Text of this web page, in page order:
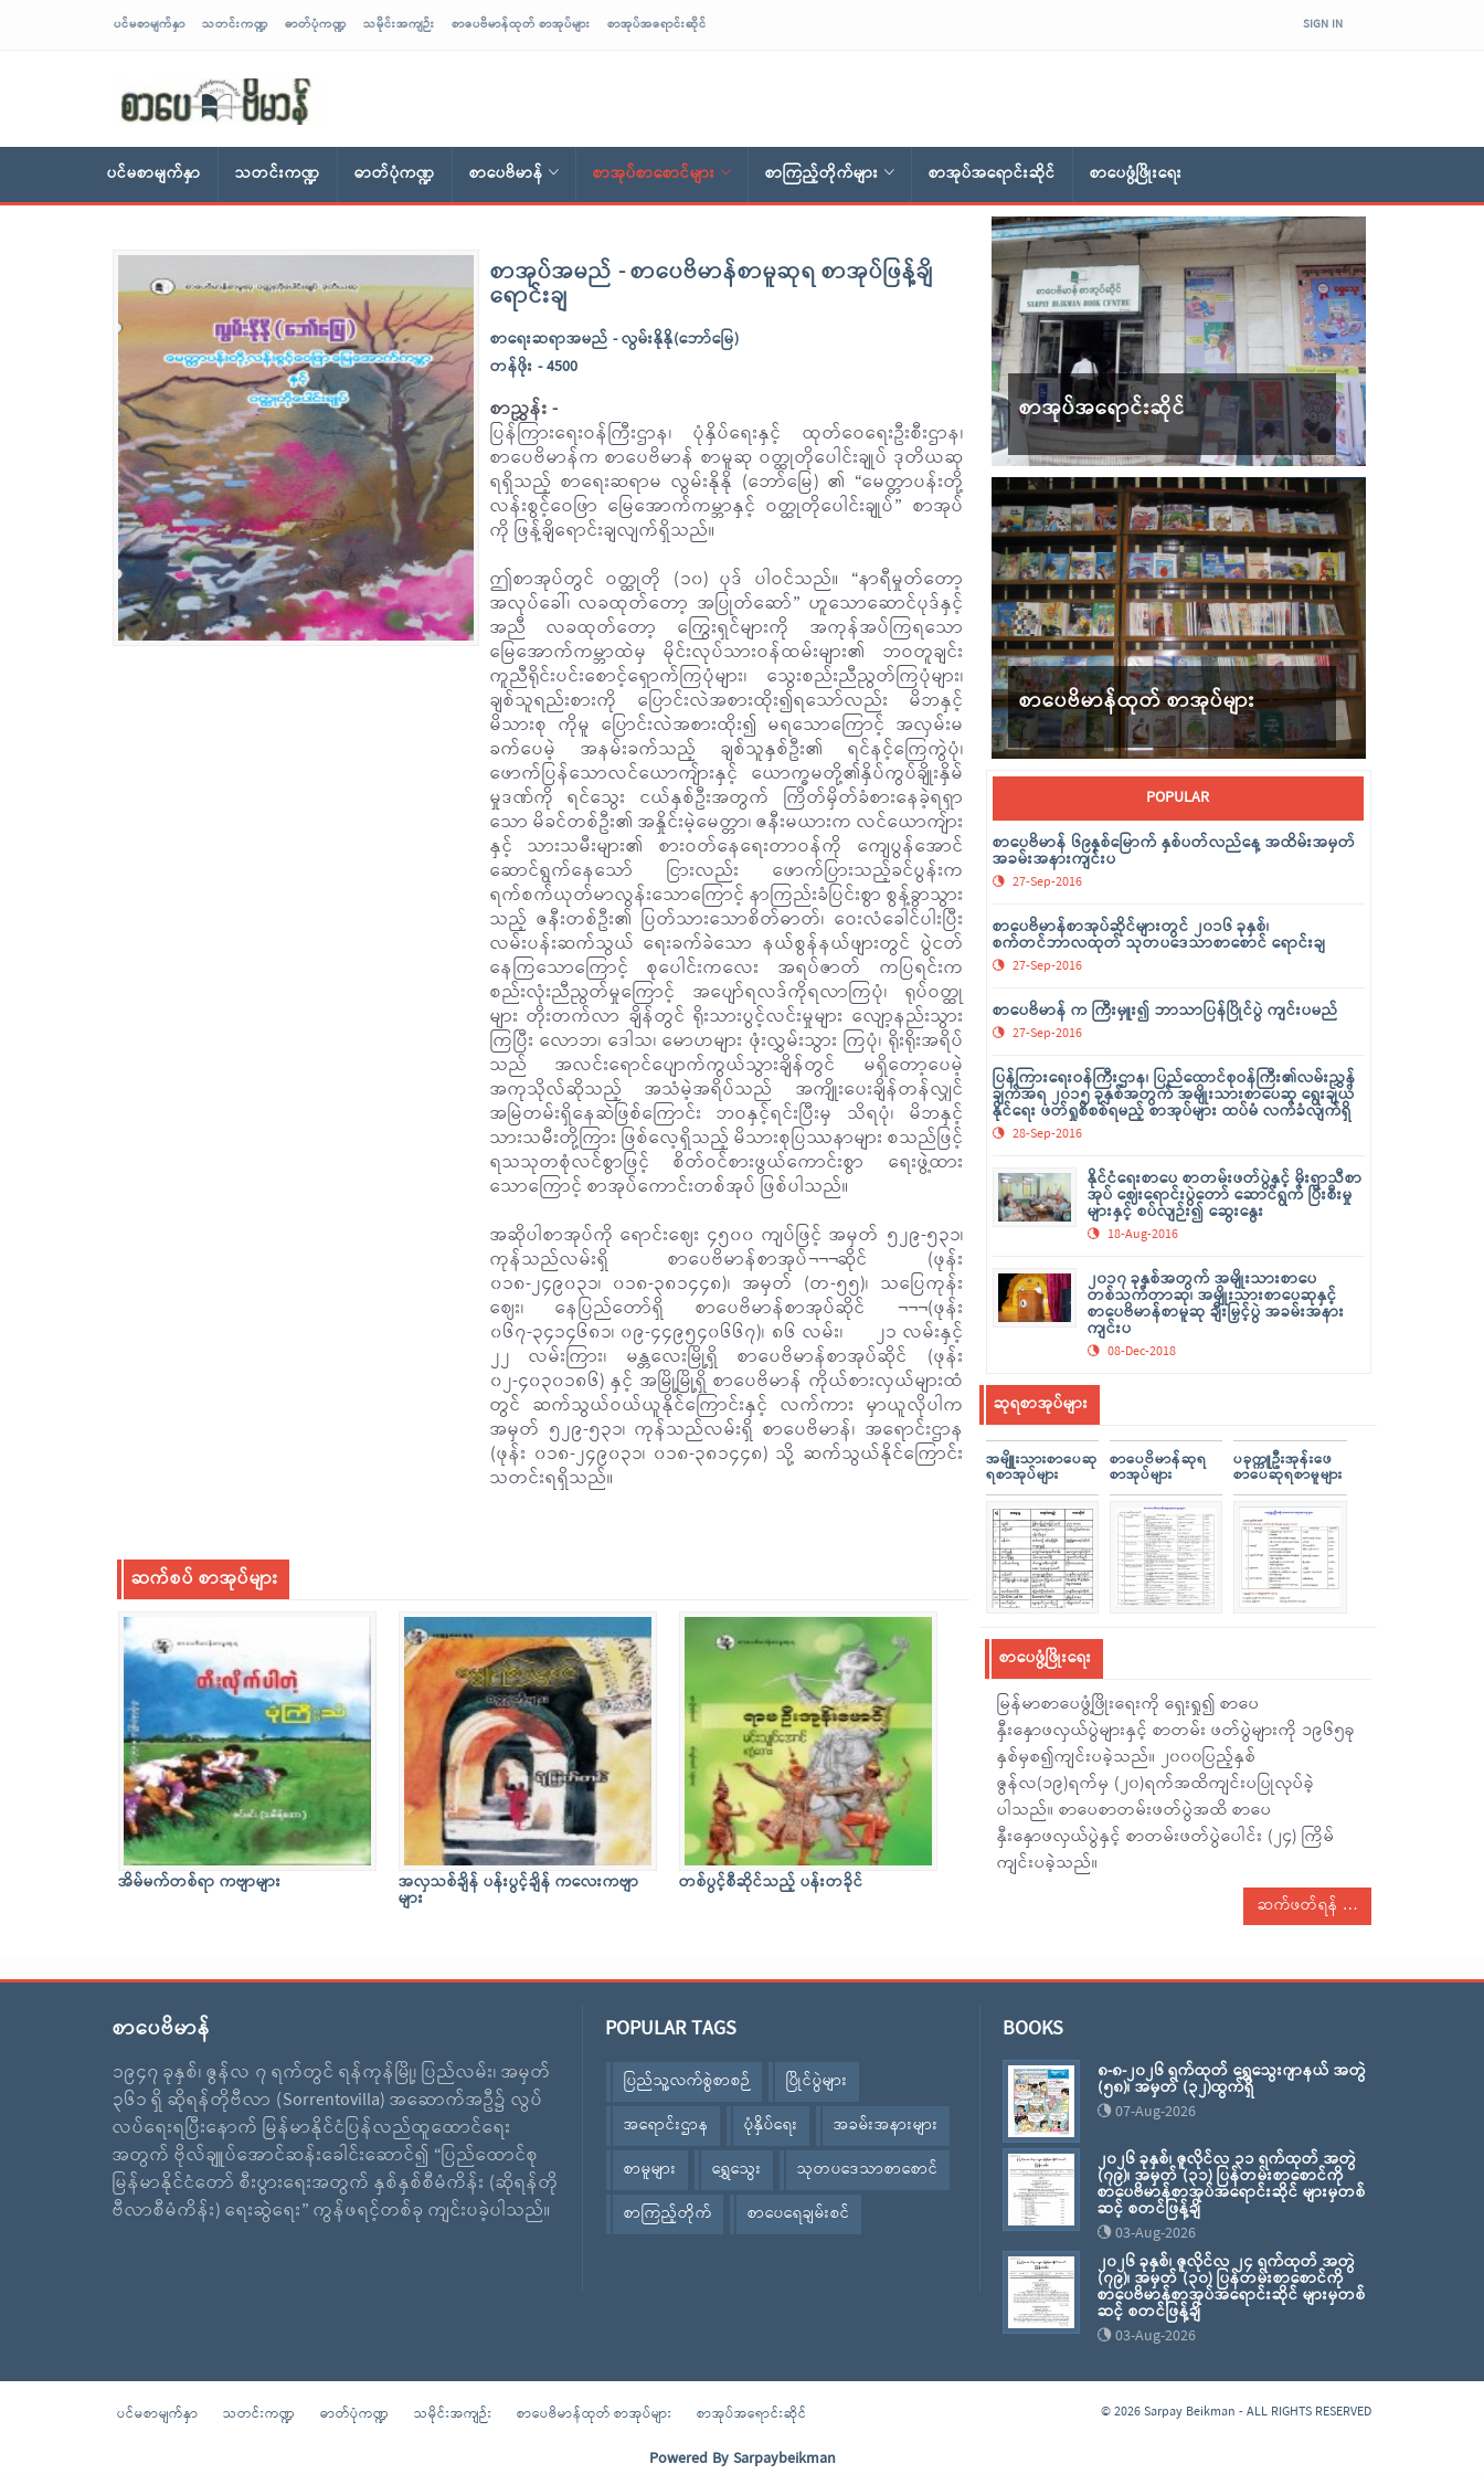
ပင်မစာမျက်နှာ သတင်းကဏ္ဍ ဓာတ်ပုံကဏ္ဍ သမိုင်းအကျဉ်း စာပေဗိမာန်ထုတ် စာအုပ်များ စာအုပ်အရောင်းဆိုင် SIGN IN
ပင်မစာမျက်နှာ သတင်းကဏ္ဍ ဓာတ်ပုံကဏ္ဍ စာပေဗိမာန် စာအုပ်စာစောင်များ စာကြည့်တိုက်များ စာအုပ်အရောင်းဆိုင် စာပေဖွံ့ဖြိုးရေး
စာအုပ်အမည် - စာပေဗိမာန်စာမူဆုရ စာအုပ်ဖြန့်ချိ
ရောင်းချ
စာရေးဆရာအမည် - လွမ်းနိုနို(ဘော်မြေ)
တန်ဖိုး - 4500
စာညွှန်း -
ပြန်ကြားရေးဝန်ကြီးဌာန၊ ပုံနှိပ်ရေးနှင့် ထုတ်ဝေရေးဦးစီးဌာန၊
စာပေဗိမာန်က စာပေဗိမာန် စာမူဆု ဝတ္ထုတိုပေါင်းချုပ် ဒုတိယဆု
ရရှိသည့် စာရေးဆရာမ လွမ်းနိုနို (ဘော်မြေ) ၏ “မေတ္တာပန်းတို့
လန်းစွင့်ဝေဖြာ မြေအောက်ကမ္ဘာနှင့် ဝတ္ထုတိုပေါင်းချုပ်” စာအုပ်
ကို ဖြန့်ချိရောင်းချလျက်ရှိသည်။
ဤစာအုပ်တွင် ဝတ္ထုတို (၁၀) ပုဒ် ပါဝင်သည်။ “နာရီမှုတ်တော့
အလုပ်ခေါ်၊ လခထုတ်တော့ အပြုတ်ဆော်” ဟူသောဆောင်ပုဒ်နှင့်
အညီ လခထုတ်တော့ ကြွေးရှင်များကို အကုန်အပ်ကြရသော
မြေအောက်ကမ္ဘာထဲမှ မိုင်းလုပ်သားဝန်ထမ်းများ၏ ဘဝတူချင်း
ကူညီရိုင်းပင်းစောင့်ရှောက်ကြပုံများ၊ သွေးစည်းညီညွတ်ကြပုံများ၊
ချစ်သူရည်းစားကို ပြောင်းလဲအစားထိုး၍ရသော်လည်း မိဘနှင့်
မိသားစု ကိုမူ ပြောင်းလဲအစားထိုး၍ မရသောကြောင့် အလှမ်းမ
ခက်ပေမဲ့ အနမ်းခက်သည့် ချစ်သူနှစ်ဦး၏ ရင်နင့်ကြေကွဲပုံ၊
ဖောက်ပြန်သောလင်ယောကျ်ားနှင့် ယောက္ခမတို့၏နှိပ်ကွပ်ချိုးနှိမ်
မှုဒဏ်ကို ရင်သွေး ငယ်နှစ်ဦးအတွက် ကြိတ်မှိတ်ခံစားနေခဲ့ရရှာ
သော မိခင်တစ်ဦး၏ အနှိုင်းမဲ့မေတ္တာ၊ ဇနီးမယားက လင်ယောကျ်ား
နှင့် သားသမီးများ၏ စားဝတ်နေရေးတာဝန်ကို ကျေပွန်အောင်
ဆောင်ရွက်နေသော် ငြားလည်း ဖောက်ပြားသည့်ခင်ပွန်းက
ရက်စက်ယုတ်မာလွန်းသောကြောင့် နာကြည်းခံပြင်းစွာ စွန့်ခွာသွား
သည့် ဇနီးတစ်ဦး၏ ပြတ်သားသောစိတ်ဓာတ်၊ ဝေးလံခေါင်ပါးပြီး
လမ်းပန်းဆက်သွယ် ရေးခက်ခဲသော နယ်စွန်နယ်ဖျားတွင် ပွဲငတ်
နေကြသောကြောင့် စုပေါင်းကလေး အရပ်ဇာတ် ကပြရင်းက
စည်းလုံးညီညွတ်မှုကြောင့် အပျော်ရလဒ်ကိုရလာကြပုံ၊ ရုပ်ဝတ္ထု
များ တိုးတက်လာ ချိန်တွင် ရိုးသားပွင့်လင်းမှုများ လျော့နည်းသွား
ကြပြီး လောဘ၊ ဒေါသ၊ မောဟများ ဖုံးလွှမ်းသွား ကြပုံ၊ ရိုးရိုးအရိပ်
သည် အလင်းရောင်ပျောက်ကွယ်သွားချိန်တွင် မရှိတော့ပေမဲ့
အကုသိုလ်ဆိုသည့် အသံမဲ့အရိပ်သည် အကျိုးပေးချိန်တန်လျှင်
အမြဲတမ်းရှိနေဆဲဖြစ်ကြောင်း ဘဝနှင့်ရင်းပြီးမှ သိရပုံ၊ မိဘနှင့်
သားသမီးတို့ကြား ဖြစ်လေ့ရှိသည့် မိသားစုပြဿနာများ စသည်ဖြင့်
ရသသုတစုံလင်စွာဖြင့် စိတ်ဝင်စားဖွယ်ကောင်းစွာ ရေးဖွဲ့ထား
သောကြောင့် စာအုပ်ကောင်းတစ်အုပ် ဖြစ်ပါသည်။
အဆိုပါစာအုပ်ကို ရောင်းဈေး ၄၅၀၀ ကျပ်ဖြင့် အမှတ် ၅၂၉-၅၃၁၊
ကုန်သည်လမ်းရှိ စာပေဗိမာန်စာအုပ်¬¬¬¬ဆိုင် (ဖုန်း
၀၁၈-၂၄၉၀၃၁၊ ၀၁၈-၃၈၁၄၄၈)၊ အမှတ် (တ-၅၅)၊ သပြေကုန်း
ဈေး၊ နေပြည်တော်ရှိ စာပေဗိမာန်စာအုပ်ဆိုင် ¬¬¬(ဖုန်း
၀၆၇-၃၄၁၄၆၈၁၊ ၀၉-၄၄၉၅၄၀၆၆၇)၊ ၈၆ လမ်း၊ ၂၁ လမ်းနှင့်
၂၂ လမ်းကြား၊ မန္တလေးမြို့ရှိ စာပေဗိမာန်စာအုပ်ဆိုင် (ဖုန်း
၀၂-၄၀၃၀၁၈၆) နှင့် အမြို့မြို့ရှိ စာပေဗိမာန် ကိုယ်စားလှယ်များထံ
တွင် ဆက်သွယ်ဝယ်ယူနိုင်ကြောင်းနှင့် လက်ကား မှာယူလိုပါက
အမှတ် ၅၂၉-၅၃၁၊ ကုန်သည်လမ်းရှိ စာပေဗိမာန်၊ အရောင်းဌာန
(ဖုန်း ၀၁၈-၂၄၉၀၃၁၊ ၀၁၈-၃၈၁၄၄၈) သို့ ဆက်သွယ်နိုင်ကြောင်း
သတင်းရရှိသည်။
ဆက်စပ် စာအုပ်များ
အိမ်မက်တစ်ရာ ကဗျာများ အလှသစ်ချိန် ပန်းပွင့်ချိန် ကလေးကဗျာ
များ
တစ်ပွင့်စီဆိုင်သည့် ပန်းတခိုင်
စာအုပ်အရောင်းဆိုင်
စာပေဗိမာန်ထုတ် စာအုပ်များ
POPULAR
စာပေဗိမာန် ၆၉နှစ်မြောက် နှစ်ပတ်လည်နေ့ အထိမ်းအမှတ်
အခမ်းအနားကျင်းပ
27-Sep-2016
စာပေဗိမာန်စာအုပ်ဆိုင်များတွင် ၂၀၁၆ ခုနှစ်၊
စက်တင်ဘာလထုတ် သုတပဒေသာစာစောင် ရောင်းချ
27-Sep-2016
စာပေဗိမာန် က ကြီးမှူး၍ ဘာသာပြန်ပြိုင်ပွဲ ကျင်းပမည်
27-Sep-2016
ပြန်ကြားရေးဝန်ကြီးဌာန၊ ပြည်ထောင်စုဝန်ကြီး၏လမ်းညွှန်
ချက်အရ ၂၀၁၅ ခုနှစ်အတွက် အမျိုးသားစာပေဆု ရွေးချယ်
နိုင်ရေး ဖတ်ရှုစိစစ်ရမည့် စာအုပ်များ ထပ်မံ လက်ခံလျက်ရှိ
28-Sep-2016
နိုင်ငံရေးစာပေ စာတမ်းဖတ်ပွဲနှင့် မိုးရာသီစာ
အုပ် ဈေးရောင်းပွဲတော် ဆောင်ရွက် ပြီးစီးမှု
များနှင့် စပ်လျဉ်း၍ ဆွေးနွေး
18-Aug-2016
၂၀၁၇ ခုနှစ်အတွက် အမျိုးသားစာပေ
တစ်သက်တာဆု၊ အမျိုးသားစာပေဆုနှင့်
စာပေဗိမာန်စာမူဆု ချီးမြှင့်ပွဲ အခမ်းအနား
ကျင်းပ
08-Dec-2018
ဆုရစာအုပ်များ
အမျိူးသားစာပေဆု
ရစာအုပ်များ
စာပေဗိမာန်ဆုရ
စာအုပ်များ
ပခုက္ကူဦးအုန်းဖေ
စာပေဆုရစာမူများ
စာပေဖွံ့ဖြိုးရေး
မြန်မာစာပေဖွံ့ဖြိုးရေးကို ရှေးရှု၍ စာပေ
နှီးနှောဖလှယ်ပွဲများနှင့် စာတမ်း ဖတ်ပွဲများကို ၁၉၆၅ခု
နှစ်မှစ၍ကျင်းပခဲ့သည်။ ၂၀၀၀ပြည့်နှစ်
ဇွန်လ(၁၉)ရက်မှ (၂၀)ရက်အထိကျင်းပပြုလုပ်ခဲ့
ပါသည်။ စာပေစာတမ်းဖတ်ပွဲအထိ စာပေ
နှီးနှောဖလှယ်ပွဲနှင့် စာတမ်းဖတ်ပွဲပေါင်း (၂၄) ကြိမ်
ကျင်းပခဲ့သည်။
ဆက်ဖတ်ရန်
စာပေဗိမာန်
၁၉၄၇ ခုနှစ်၊ ဇွန်လ ၇ ရက်တွင် ရန်ကုန်မြို့၊ ပြည်လမ်း၊ အမှတ်
၃၆၁ ရှိ ဆိုရန်တိုဗီလာ (Sorrentovilla) အဆောက်အဦ၌ လွပ်
လပ်ရေးရပြီးနောက် မြန်မာနိုင်ငံပြန်လည်ထူထောင်ရေး
အတွက် ဗိုလ်ချူပ်အောင်ဆန်းခေါင်းဆောင်၍ “ပြည်ထောင်စု
မြန်မာနိုင်ငံတော် စီးပွားရေးအတွက် နှစ်နှစ်စီမံကိန်း (ဆိုရန်တို
ဗီလာစီမံကိန်း) ရေးဆွဲရေး” ကွန်ဖရင့်တစ်ခု ကျင်းပခဲ့ပါသည်။
POPULAR TAGS
ပြည်သူ့လက်စွဲစာစဉ်
ပြိုင်ပွဲများ
အရောင်းဌာန
ပုံနှိပ်ရေး
အခမ်းအနားများ
စာမူများ
ရွှေသွေး
သုတပဒေသာစာစောင်
စာကြည့်တိုက်
စာပေရေချမ်းစင်
BOOKS
၈-၈-၂၀၂၆ ရက်ထုတ် ရွှေသွေးဂျာနယ် အတွဲ
(၅၈)၊ အမှတ် (၃၂)ထွက်ရှိ
07-Aug-2026
၂၀၂၆ ခုနှစ်၊ ဇူလိုင်လ ၃၁ ရက်ထုတ် အတွဲ
(၇၉)၊ အမှတ် (၃၁) ပြန်တမ်းစာစောင်ကို
စာပေဗိမာန်စာအုပ်အရောင်းဆိုင် များမှတစ်
ဆင့် စတင်ဖြန့်ချိ
03-Aug-2026
၂၀၂၆ ခုနှစ်၊ ဇူလိုင်လ ၂၄ ရက်ထုတ် အတွဲ
(၇၉)၊ အမှတ် (၃၀) ပြန်တမ်းစာစောင်ကို
စာပေဗိမာန်စာအုပ်အရောင်းဆိုင် များမှတစ်
ဆင့် စတင်ဖြန့်ချိ
03-Aug-2026
ပင်မစာမျက်နှာ သတင်းကဏ္ဍ ဓာတ်ပုံကဏ္ဍ သမိုင်းအကျဉ်း စာပေဗိမာန်ထုတ် စာအုပ်များ စာအုပ်အရောင်းဆိုင် © 2026 Sarpay Beikman - ALL RIGHTS RESERVED
Powered BySarpaybeikman